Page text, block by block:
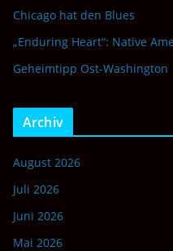
Chicago hat den Blues
„Enduring Heart“: Native
Geheimtipp Ost-Washington
Archiv
August 2026
Juli 2026
Juni 2026
Mai 2026